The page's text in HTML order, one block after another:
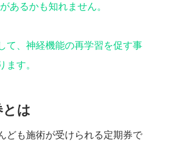
あるかも知れません。
て、神経機能の再学習を促す事
ます。
は
ども施術が受けられる定期券で